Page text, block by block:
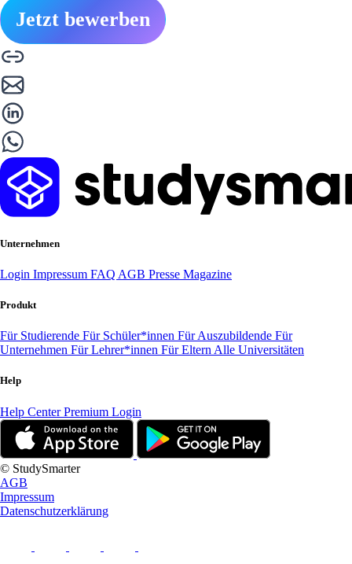
Jetzt bewerben
Unternehmen
Login Impressum FAQ AGB Presse Magazine
Produkt
Für Studierende Für Schüler*innen Für Auszubildende Für
Unternehmen Für Lehrer*innen Für Eltern Alle Universitäten
Help
Help CenterPremium Login
© StudySmarter
AGB
Impressum
Datenschutzerklärung